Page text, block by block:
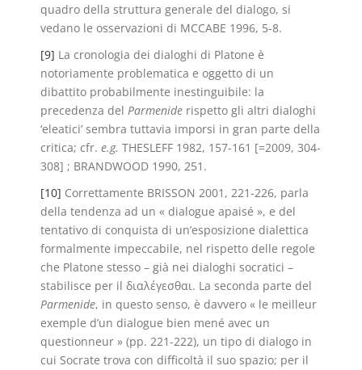
quadro della struttura generale del dialogo, si
vedano le osservazioni di MCCABE 1996, 5-8.
[9] La cronologia dei dialoghi di Platone è
notoriamente problematica e oggetto di un
dibattito probabilmente inestinguibile: la
precedenza del Parmenide rispetto gli altri dialoghi
‘eleatici’ sembra tuttavia imporsi in gran parte della
critica; cfr. e.g. THESLEFF 1982, 157-161 [=2009, 304-
308] ; BRANDWOOD 1990, 251.
[10] Correttamente BRISSON 2001, 221-226, parla
della tendenza ad un « dialogue apaisé », e del
tentativo di conquista di un’esposizione dialettica
formalmente impeccabile, nel rispetto delle regole
che Platone stesso – già nei dialoghi socratici –
stabilisce per il διαλέγεσθαι. La seconda parte del
Parmenide, in questo senso, è davvero « le meilleur
exemple d’un dialogue bien mené avec un
questionneur » (pp. 221-222), un tipo di dialogo in
cui Socrate trova con difficoltà il suo spazio; per il